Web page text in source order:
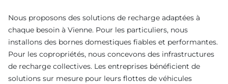
Nous proposons des solutions de recharge adaptées à
chaque besoin à Vienne. Pour les particuliers, nous
installons des bornes domestiques fiables et performantes.
Pour les copropriétés, nous concevons des infrastructures
de recharge collectives. Les entreprises bénéficient de
solutions sur mesure pour leurs flottes de véhicules